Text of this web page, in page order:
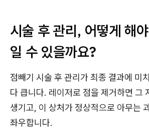
시술 후 관리, 어떻게 해
일 수 있을까요?
점빼기 시술 후 관리가 최종 결과에 미
다 큽니다. 레이저로 점을 제거하면 그
생기고, 이 상처가 정상적으로 아무는
좌우합니다.